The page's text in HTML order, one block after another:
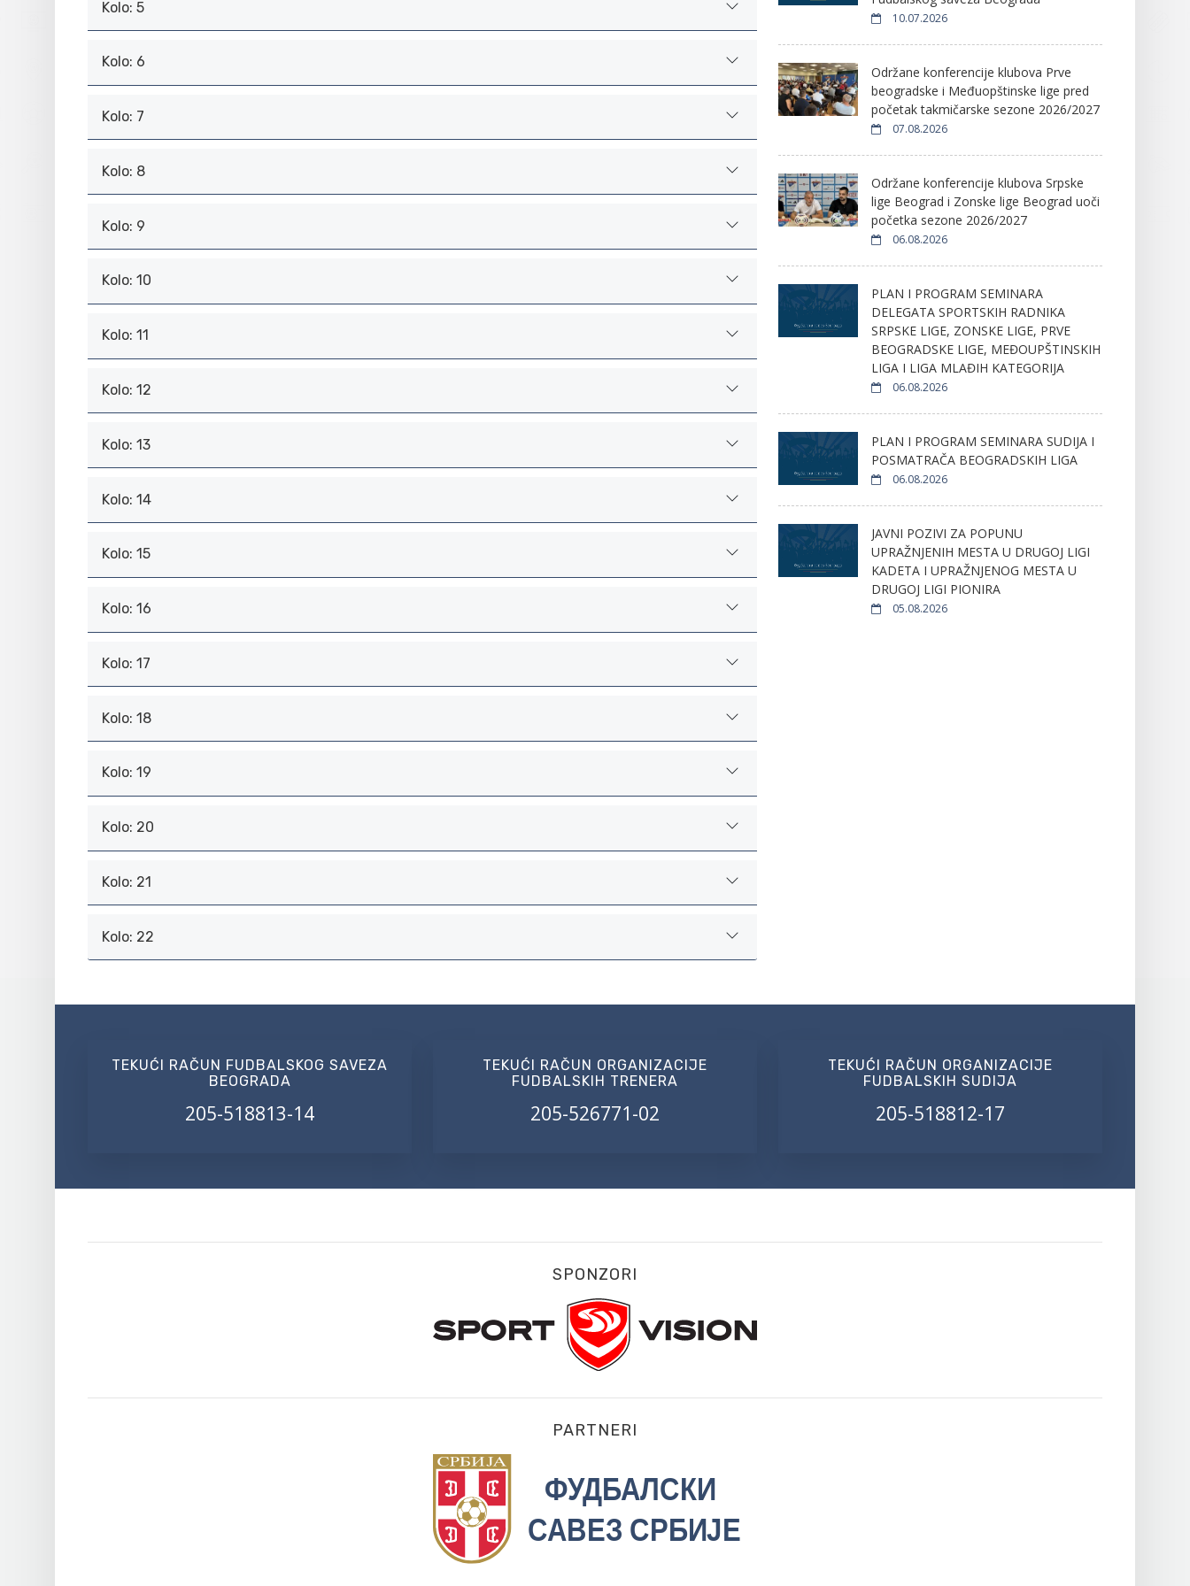
Kolo: 5
Kolo: 6
Kolo: 7
Kolo: 8
Kolo: 9
Kolo: 10
Kolo: 11
Kolo: 12
Kolo: 13
Kolo: 14
Kolo: 15
Kolo: 16
Kolo: 17
Kolo: 18
Kolo: 19
Kolo: 20
Kolo: 21
Kolo: 22
10.07.2026
Održane konferencije klubova Prve
beogradske i Međuopštinske lige pred
početak takmičarske sezone 2026/2027
07.08.2026
Održane konferencije klubova Srpske
lige Beograd i Zonske lige Beograd uoči
početka sezone 2026/2027
06.08.2026
PLAN I PROGRAM SEMINARA
DELEGATA SPORTSKIH RADNIKA
SRPSKE LIGE, ZONSKE LIGE, PRVE
BEOGRADSKE LIGE, MEĐOUPŠTINSKIH
LIGA I LIGA MLAĐIH KATEGORIJA
06.08.2026
PLAN I PROGRAM SEMINARA SUDIJA I
POSMATRAČA BEOGRADSKIH LIGA
06.08.2026
JAVNI POZIVI ZA POPUNU
UPRAŽNJENIH MESTA U DRUGOJ LIGI
KADETA I UPRAŽNJENOG MESTA U
DRUGOJ LIGI PIONIRA
05.08.2026
TEKUĆI RAČUN FUDBALSKOG SAVEZA
BEOGRADA
205-518813-14
TEKUĆI RAČUN ORGANIZACIJE
FUDBALSKIH TRENERA
205-526771-02
TEKUĆI RAČUN ORGANIZACIJE
FUDBALSKIH SUDIJA
205-518812-17
SPONZORI
PARTNERI